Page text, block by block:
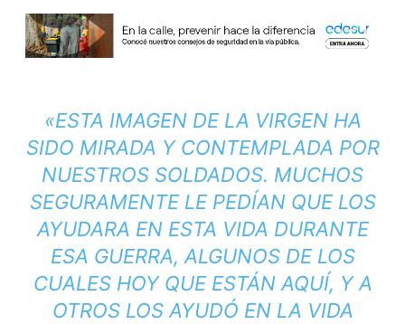
«ESTA IMAGEN DE LA VIRGEN HA
SIDO MIRADA Y CONTEMPLADA POR
NUESTROS SOLDADOS. MUCHOS
SEGURAMENTE LE PEDÍAN QUE LOS
AYUDARA EN ESTA VIDA DURANTE
ESA GUERRA, ALGUNOS DE LOS
CUALES HOY QUE ESTÁN AQUÍ, Y A
OTROS LOS AYUDÓ EN LA VIDA